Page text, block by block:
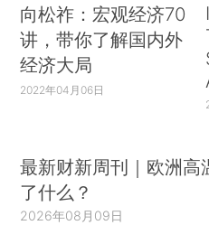
向松祚：宏观经济70
讲，带你了解国内外
经济大局
2022年04月06日
最新财新周刊｜欧洲高
了什么？
2026年08月09日